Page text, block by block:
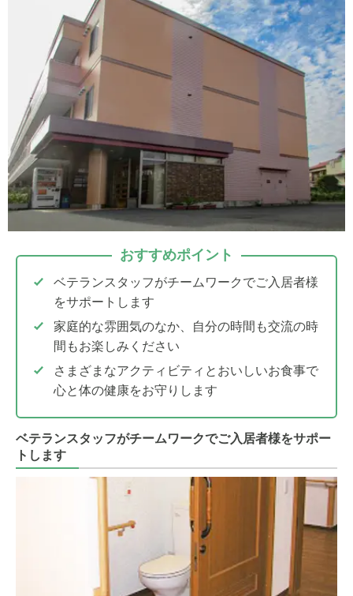
おすすめポイント
ベテランスタッフがチームワークでご入居者様
をサポートします
家庭的な雰囲気のなか、自分の時間も交流の時
間もお楽しみください
さまざまなアクティビティとおいしいお食事で
心と体の健康をお守りします
ベテランスタッフがチームワークでご入居者様をサポー
トします